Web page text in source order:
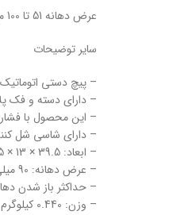
عرض دهانه 51 تا 100 میلی‌متر
سایر توضیحات
– پیچ دستی
– دارای دسته و فک
– این محصول با
– دارای شاسی شل
– ابعاد: 39.5 × 13 × 2.5 سانتی‌متر
– عرض دهانه: 90 میلی‌متر
– حداکثر باز شدن دهانه گیره:
– وزن: 0.440 کیلوگرم